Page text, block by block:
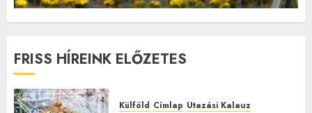
FRISS HÍREINK ELŐZETES
Külföld Címlap Utazási Kalauz